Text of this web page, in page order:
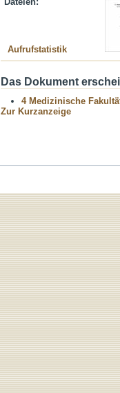
Aufrufstatistik
Das Dokument
4 Medizinische
Zur Kurzanzeige